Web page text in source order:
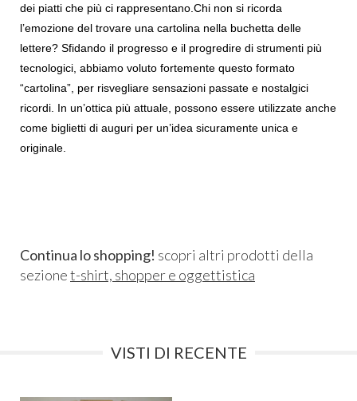
dei piatti che più ci rappresentano.Chi non si ricorda
l’emozione del trovare una cartolina nella buchetta delle
lettere? Sfidando il progresso e il progredire di strumenti più
tecnologici, abbiamo voluto fortemente questo formato
“cartolina”, per risvegliare sensazioni passate e nostalgici
ricordi. In un’ottica più attuale, possono essere utilizzate anche
come biglietti di auguri per un’idea sicuramente unica e
originale.
Continua lo shopping! scopri altri prodotti della
sezionet-shirt, shopper e oggettistica
VISTI DI RECENTE